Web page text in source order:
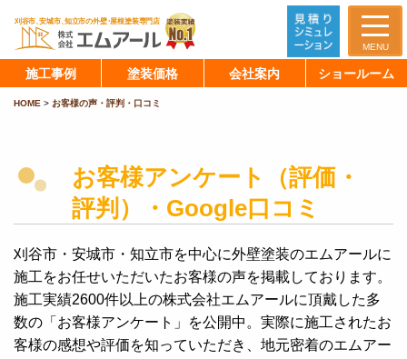
MENU
施工事例 塗装価格 会社案内 ショールーム
HOME > お客様の声・評判・口コミ
お客様アンケート（評価・
評判）・Google口コミ
刈谷市・安城市・知立市を中心に外壁塗装のエムアールに
施工をお任せいただいたお客様の声を掲載しております。
施工実績2600件以上の株式会社エムアールに頂戴した多
数の「お客様アンケート」を公開中。実際に施工されたお
客様の感想や評価を知っていただき、地元密着のエムアー